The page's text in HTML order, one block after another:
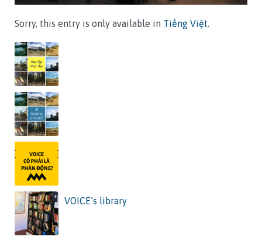
Sorry, this entry is only available in Tiếng Việt.
VOICE’s library